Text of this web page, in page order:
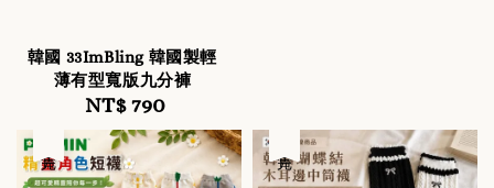
韓國 33ImBling 韓國製輕
薄有型寬版九分褲
Regular
price
NT$ 790